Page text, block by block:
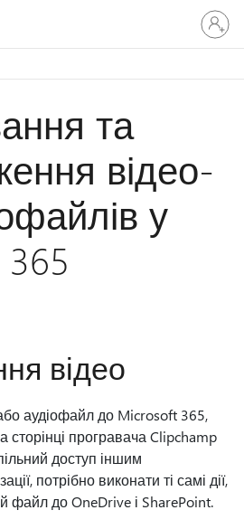
Увійдіть
свій
запис
та
відео-
у
відео
аудіофайл до Microsoft 365,
сторінці програвача Clipchamp
доступ іншим
потрібно виконати ті самі дії,
файл до OneDrive і SharePoint.